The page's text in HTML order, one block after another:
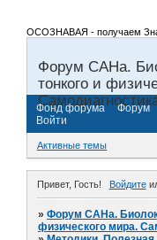
ОСОЗНАВАЯ - получаем
Форум САНа.
тонкого и
Фонд форума Форум
Войти
Активные темы
Привет, Гость! Войдите
»Форум САНа.
физического мира.